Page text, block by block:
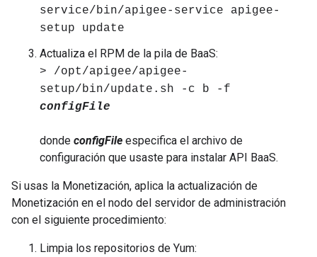
service/bin/apigee-service apigee-
setup update
Actualiza el RPM de la pila de BaaS:
> /opt/apigee/apigee-
setup/bin/update.sh -c b -f
configFile
donde configFile especifica el archivo de
configuración que usaste para instalar API BaaS.
Si usas la Monetización, aplica la actualización de
Monetización en el nodo del servidor de administración
con el siguiente procedimiento:
Limpia los repositorios de Yum: